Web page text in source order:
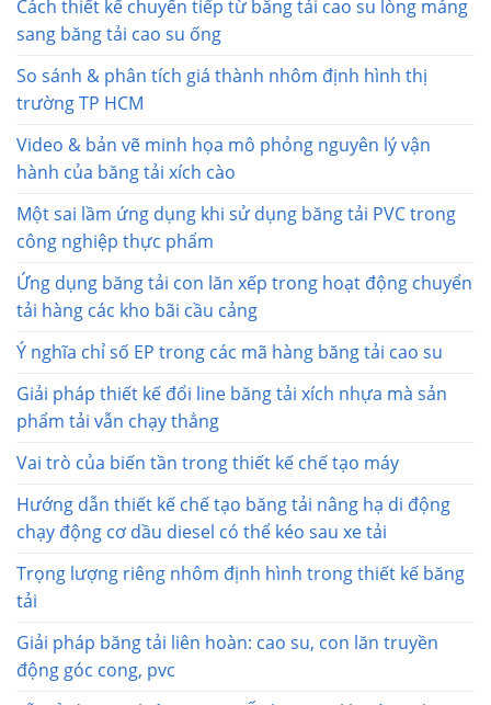
Cách thiết kế chuyển tiếp từ băng tải cao su lòng máng
sang băng tải cao su ống
So sánh & phân tích giá thành nhôm định hình thị
trường TP HCM
Video & bản vẽ minh họa mô phỏng nguyên lý vận
hành của băng tải xích cào
Một sai lầm ứng dụng khi sử dụng băng tải PVC trong
công nghiệp thực phẩm
Ứng dụng băng tải con lăn xếp trong hoạt động chuyển
tải hàng các kho bãi cầu cảng
Ý nghĩa chỉ số EP trong các mã hàng băng tải cao su
Giải pháp thiết kế đổi line băng tải xích nhựa mà sản
phẩm tải vẫn chạy thẳng
Vai trò của biến tần trong thiết kế chế tạo máy
Hướng dẫn thiết kế chế tạo băng tải nâng hạ di động
chạy động cơ dầu diesel có thể kéo sau xe tải
Trọng lượng riêng nhôm định hình trong thiết kế băng
tải
Giải pháp băng tải liên hoàn: cao su, con lăn truyền
động góc cong, pvc